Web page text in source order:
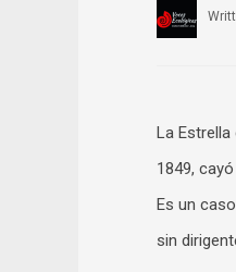
La
1849,
Es un
sin